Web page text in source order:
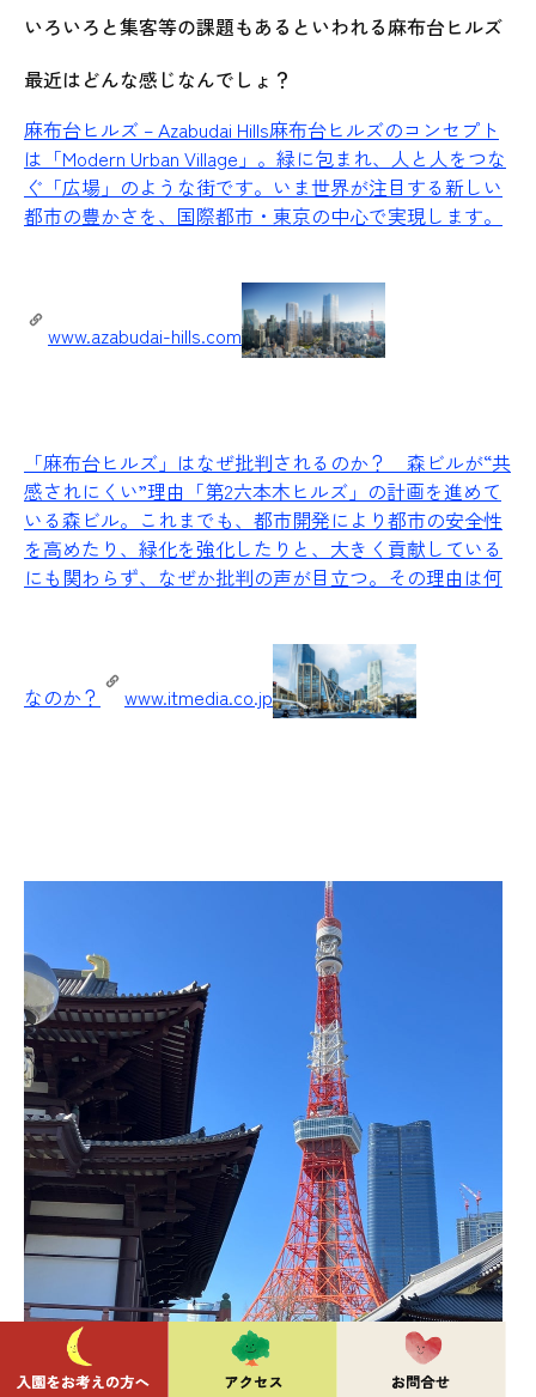
いろいろと集客等の課題もあるといわれる麻布台ヒルズ
最近はどんな感じなんでしょ？
麻布台ヒルズ – Azabudai Hills麻布台ヒルズのコンセプト
は「Modern Urban Village」。緑に包まれ、人と人をつな
ぐ「広場」のような街です。いま世界が注目する新しい
都市の豊かさを、国際都市・東京の中心で実現します。
www.azabudai-hills.com
「麻布台ヒルズ」はなぜ批判されるのか？ 森ビルが“共
感されにくい”理由 「第2六本木ヒルズ」の計画を進めて
いる森ビル。これまでも、都市開発により都市の安全性
を高めたり、緑化を強化したりと、大きく貢献している
にも関わらず、なぜか批判の声が目立つ。その理由は何
なのか？ www.itmedia.co.jp